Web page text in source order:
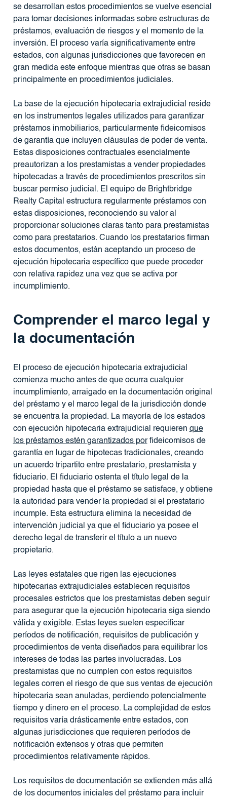
se desarrollan estos procedimientos se vuelve esencial
para tomar decisiones informadas sobre estructuras de
préstamos, evaluación de riesgos y el momento de la
inversión. El proceso varía significativamente entre
estados, con algunas jurisdicciones que favorecen en
gran medida este enfoque mientras que otras se basan
principalmente en procedimientos judiciales.
La base de la ejecución hipotecaria extrajudicial reside
en los instrumentos legales utilizados para garantizar
préstamos inmobiliarios, particularmente fideicomisos
de garantía que incluyen cláusulas de poder de venta.
Estas disposiciones contractuales esencialmente
preautorizan a los prestamistas a vender propiedades
hipotecadas a través de procedimientos prescritos sin
buscar permiso judicial. El equipo de Brightbridge
Realty Capital estructura regularmente préstamos con
estas disposiciones, reconociendo su valor al
proporcionar soluciones claras tanto para prestamistas
como para prestatarios. Cuando los prestatarios firman
estos documentos, están aceptando un proceso de
ejecución hipotecaria específico que puede proceder
con relativa rapidez una vez que se activa por
incumplimiento.
Comprender el marco legal y
la documentación
El proceso de ejecución hipotecaria extrajudicial
comienza mucho antes de que ocurra cualquier
incumplimiento, arraigado en la documentación original
del préstamo y el marco legal de la jurisdicción donde
se encuentra la propiedad. La mayoría de los estados
con ejecución hipotecaria extrajudicial requieren que
los préstamos estén garantizados porfideicomisos de
garantía en lugar de hipotecas tradicionales, creando
un acuerdo tripartito entre prestatario, prestamista y
fiduciario. El fiduciario ostenta el título legal de la
propiedad hasta que el préstamo se satisface, y obtiene
la autoridad para vender la propiedad si el prestatario
incumple. Esta estructura elimina la necesidad de
intervención judicial ya que el fiduciario ya posee el
derecho legal de transferir el título a un nuevo
propietario.
Las leyes estatales que rigen las ejecuciones
hipotecarias extrajudiciales establecen requisitos
procesales estrictos que los prestamistas deben seguir
para asegurar que la ejecución hipotecaria siga siendo
válida y exigible. Estas leyes suelen especificar
períodos de notificación, requisitos de publicación y
procedimientos de venta diseñados para equilibrar los
intereses de todas las partes involucradas. Los
prestamistas que no cumplen con estos requisitos
legales corren el riesgo de que sus ventas de ejecución
hipotecaria sean anuladas, perdiendo potencialmente
tiempo y dinero en el proceso. La complejidad de estos
requisitos varía drásticamente entre estados, con
algunas jurisdicciones que requieren períodos de
notificación extensos y otras que permiten
procedimientos relativamente rápidos.
Los requisitos de documentación se extienden más allá
de los documentos iniciales del préstamo para incluir